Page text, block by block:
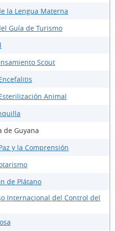
la Lengua Materna
Guía de Turismo
Scout
Animal
de Guyana
y la Comprensión
de Plátano
Internacional del Control del